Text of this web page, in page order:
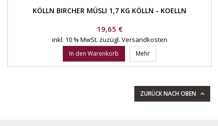
KÖLLN BIRCHER MÜSLI 1,7 KG KÖLLN - KOELLN
Preis
19,65 €
inkl. 10 % MwSt. zuzügl. Versandkosten
In den Warenkorb Mehr
ZURÜCK NACH OBEN 